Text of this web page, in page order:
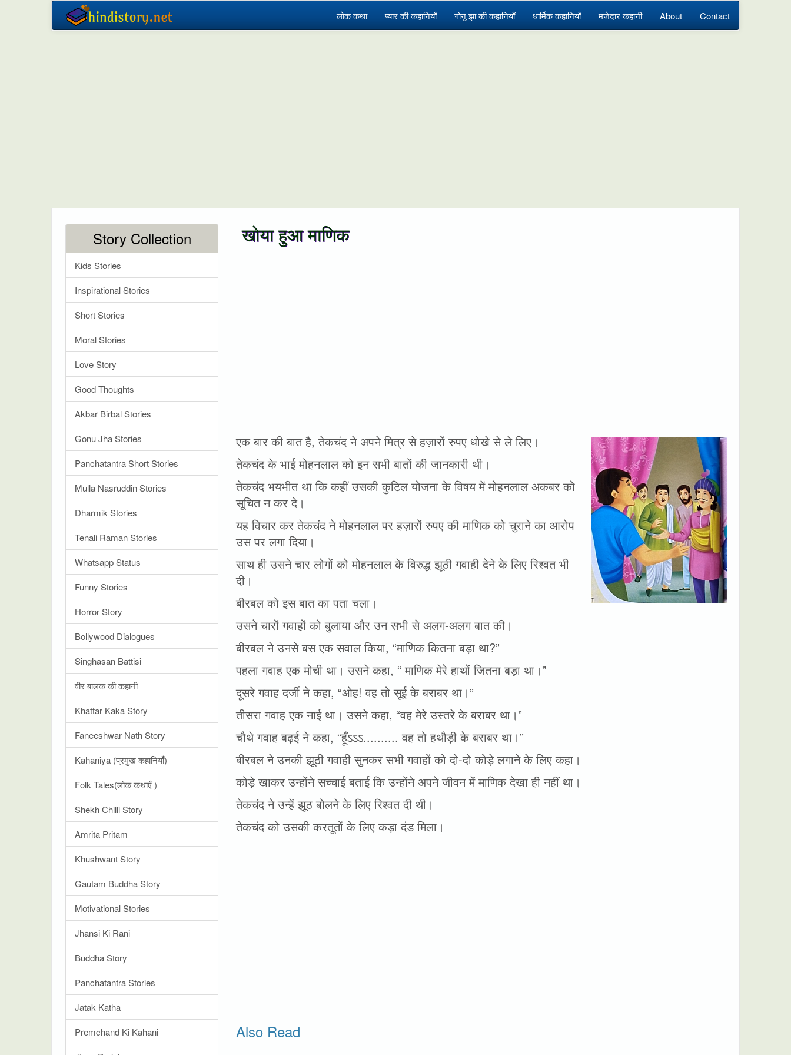
लोक कथा प्यार की कहानियाँ गोनू झा की कहानियाँ धार्मिक कहानियाँ मजेदार कहानी About Contact
खोया हुआ माणिक
एक बार की बात है, तेकचंद ने अपने मित्र से हज़ारों रुपए धोखे से ले लिए।
तेकचंद के भाई मोहनलाल को इन सभी बातों की जानकारी थी।
तेकचंद भयभीत था कि कहीं उसकी कुटिल योजना के विषय में मोहनलाल अकबर को
सूचित न कर दे।
यह विचार कर तेकचंद ने मोहनलाल पर हज़ारों रुपए की माणिक को चुराने का आरोप
उस पर लगा दिया।
साथ ही उसने चार लोगों को मोहनलाल के विरुद्ध झूठी गवाही देने के लिए रिश्वत भी
दी।
बीरबल को इस बात का पता चला।
उसने चारों गवाहों को बुलाया और उन सभी से अलग-अलग बात की।
बीरबल ने उनसे बस एक सवाल किया, “माणिक कितना बड़ा था?”
पहला गवाह एक मोची था। उसने कहा, “ माणिक मेरे हाथों जितना बड़ा था।”
दूसरे गवाह दर्जी ने कहा, “ओह! वह तो सूई के बराबर था।”
तीसरा गवाह एक नाई था। उसने कहा, “वह मेरे उस्तरे के बराबर था।”
चौथे गवाह बढ़ई ने कहा, “हूँऽऽऽ.......... वह तो हथौड़ी के बराबर था।”
बीरबल ने उनकी झूठी गवाही सुनकर सभी गवाहों को दो-दो कोड़े लगाने के लिए कहा।
कोड़े खाकर उन्होंने सच्चाई बताई कि उन्होंने अपने जीवन में माणिक देखा ही नहीं था।
तेकचंद ने उन्हें झूठ बोलने के लिए रिश्वत दी थी।
तेकचंद को उसकी करतूतों के लिए कड़ा दंड मिला।
Also Read
Story Collection
Kids Stories
Inspirational Stories
Short Stories
Moral Stories
Love Story
Good Thoughts
Akbar Birbal Stories
Gonu Jha Stories
Panchatantra Short Stories
Mulla Nasruddin Stories
Dharmik Stories
Tenali Raman Stories
Whatsapp Status
Funny Stories
Horror Story
Bollywood Dialogues
Singhasan Battisi
वीर बालक की कहानी
Khattar Kaka Story
Faneeshwar Nath Story
Kahaniya (प्रमुख कहानियाँ)
Folk Tales(लोक कथाएँ )
Shekh Chilli Story
Amrita Pritam
Khushwant Story
Gautam Buddha Story
Motivational Stories
Jhansi Ki Rani
Buddha Story
Panchatantra Stories
Jatak Katha
Premchand Ki Kahani